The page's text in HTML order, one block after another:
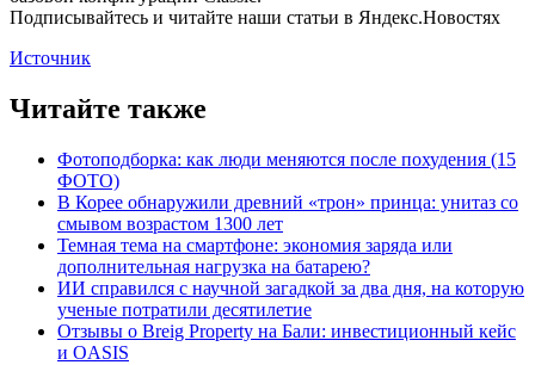
Подписывайтесь и читайте наши статьи в Яндекс.Новостях
Источник
Читайте также
Фотоподборка: как люди меняются после похудения (15
ФОТО)
В Корее обнаружили древний «трон» принца: унитаз со
смывом возрастом 1300 лет
Темная тема на смартфоне: экономия заряда или
дополнительная нагрузка на батарею?
ИИ справился с научной загадкой за два дня, на которую
ученые потратили десятилетие
Отзывы о Breig Property на Бали: инвестиционный кейс
и OASIS